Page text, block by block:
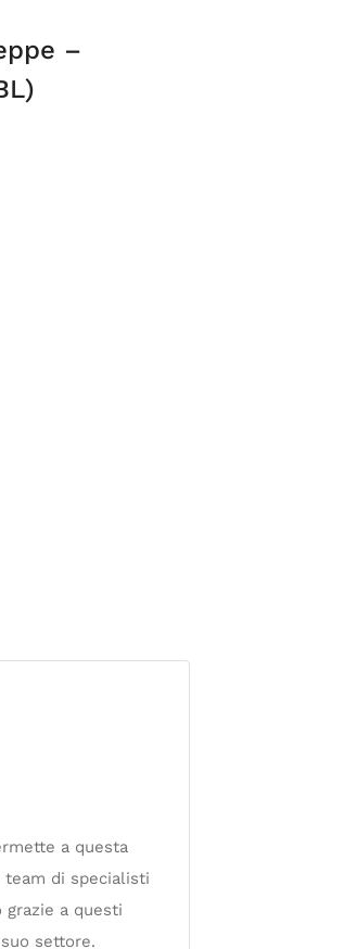
–
a questa
di specialisti
a questi
settore.